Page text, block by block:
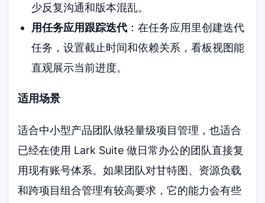
少反复沟通和版本混乱。
用任务应用跟踪迭代：在任务应用里创建迭代
任务，设置截止时间和依赖关系，看板视图能
直观展示当前进度。
适用场景
适合中小型产品团队做轻量级项目管理，也适合
已经在使用 Lark Suite 做日常办公的团队直接复
用现有账号体系。如果团队对甘特图、资源负载
和跨项目组合管理有较高要求，它的能力会有些